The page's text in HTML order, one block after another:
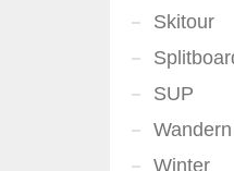
Skitour
SUP
Wandern
Winter